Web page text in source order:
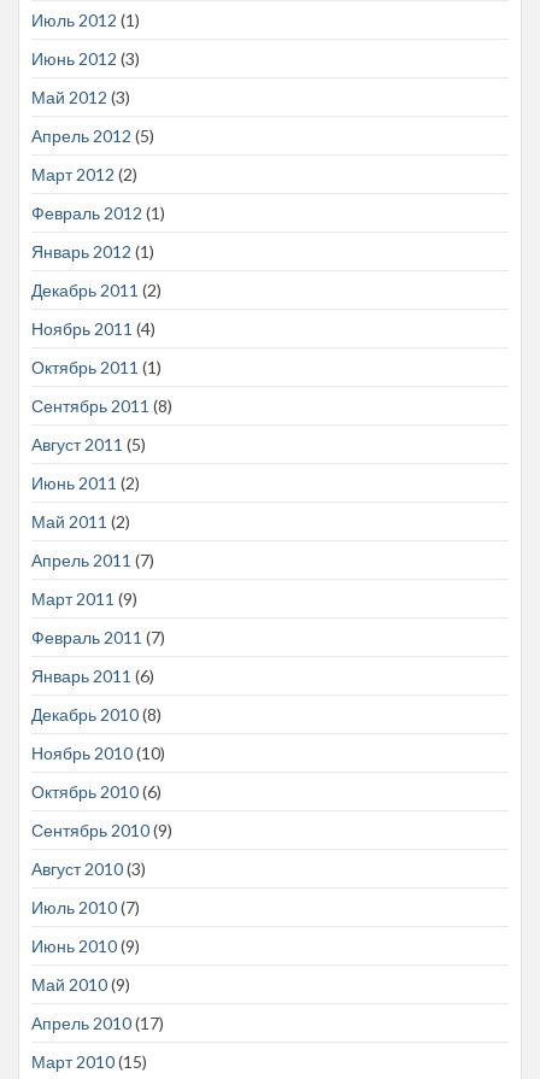
Июль 2012 (1)
Июнь 2012 (3)
Май 2012 (3)
Апрель 2012 (5)
Март 2012 (2)
Февраль 2012 (1)
Январь 2012 (1)
Декабрь 2011 (2)
Ноябрь 2011 (4)
Октябрь 2011 (1)
Сентябрь 2011 (8)
Август 2011 (5)
Июнь 2011 (2)
Май 2011 (2)
Апрель 2011 (7)
Март 2011 (9)
Февраль 2011 (7)
Январь 2011 (6)
Декабрь 2010(8)
Ноябрь 2010(10)
Октябрь 2010(6)
Сентябрь 2010(9)
Август 2010(3)
Июль 2010(7)
Июнь 2010(9)
Май 2010(9)
Апрель 2010(17)
Март 2010(15)